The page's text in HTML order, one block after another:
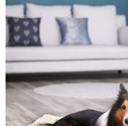
Search